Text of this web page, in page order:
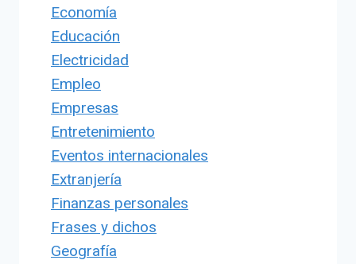
Economía
Educación
Electricidad
Empleo
Empresas
Entretenimiento
Eventos internacionales
Extranjería
Finanzas personales
Frases y dichos
Geografía